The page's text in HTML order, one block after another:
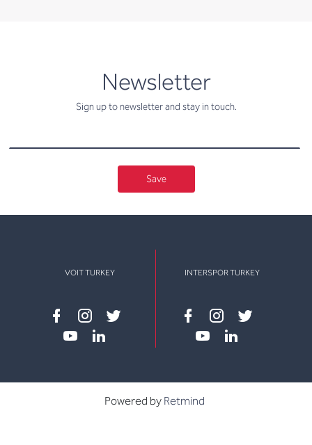
Newsletter
Sign up to newsletter and stay in touch.
newsletter
Save
VOIT TURKEY
Facebook
instagram
twitter
INTERSPOR TURKEY
Facebook
instagram
twitter
Powered by Retmind